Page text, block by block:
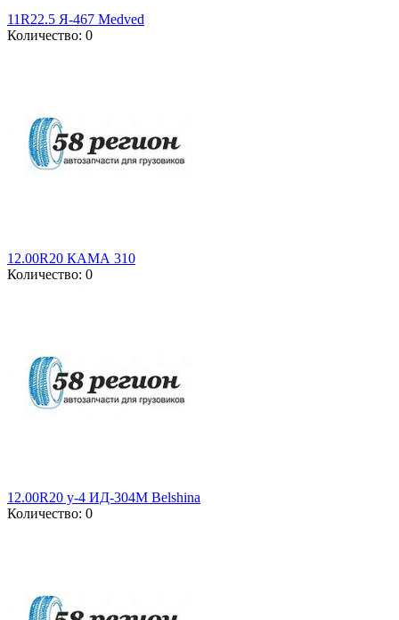
11R22.5 Я-467 Medved
Количество: 0
12.00R20 КАМА 310
Количество: 0
12.00R20 у-4 ИД-304М Belshina
Количество: 0